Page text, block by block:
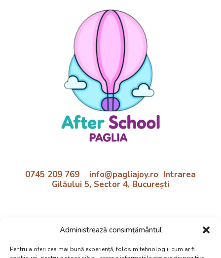
Administrează consimțământul
Pentru a oferi cea mai bună experiență, folosim tehnologii, cum ar fi
0745 209 769 info@pagliajoy.ro Intrarea
Gilăului 5, Sector 4, București
Luni - Vineri | 11:30 - 18:30